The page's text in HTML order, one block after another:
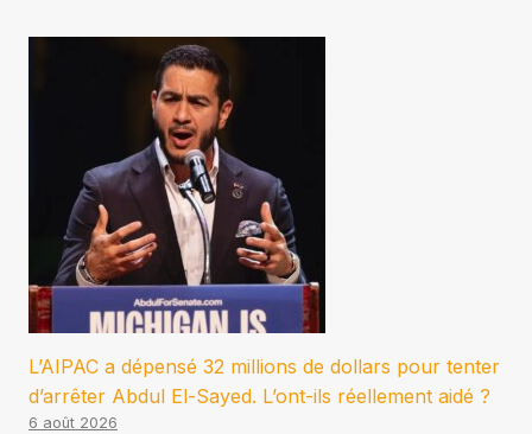
L’AIPAC a dépensé 32 millions de dollars pour tenter
d’arrêter Abdul El-Sayed. L’ont-ils réellement aidé ?
6 août 2026